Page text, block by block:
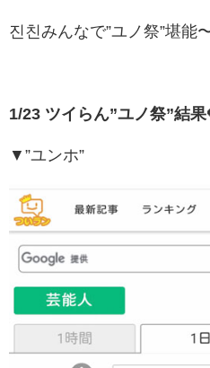
진친みんなで”ユノ祭”堪能
1/23 ツイらん”ユノ祭”結果
▼”ユンホ”